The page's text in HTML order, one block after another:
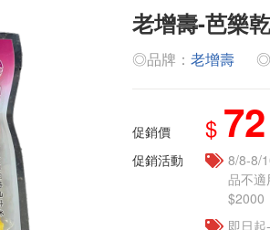
老增壽-芭樂乾
◎品牌： 老增壽 ◎
促銷價 $ 72
促銷活動
8/8-8/
品不
$2000
即日